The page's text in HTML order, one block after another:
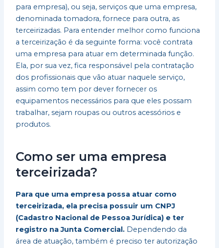
para empresa), ou seja, serviços que uma empresa,
denominada tomadora, fornece para outra, as
terceirizadas. Para entender melhor como funciona
a terceirização é da seguinte forma: você contrata
uma empresa para atuar em determinada função.
Ela, por sua vez, fica responsável pela contratação
dos profissionais que vão atuar naquele serviço,
assim como tem por dever fornecer os
equipamentos necessários para que eles possam
trabalhar, sejam roupas ou outros acessórios e
produtos.
Como ser uma empresa
terceirizada?
Para que uma empresa possa atuar como
terceirizada, ela precisa possuir um CNPJ
(Cadastro Nacional de Pessoa Jurídica) e ter
registro na Junta Comercial. Dependendo da
área de atuação, também é preciso ter autorização